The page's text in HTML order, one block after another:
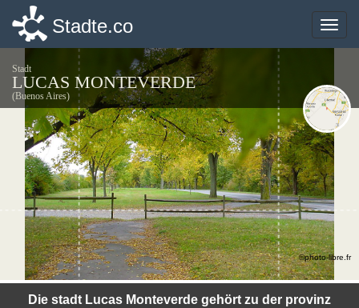
Toggle
Stadte.co
Stadt
LUCAS MONTEVERDE
(Buenos Aires)
Die stadt Lucas Monteverde gehört zu der provinz
©photo-libre.fr
Toggle
Stadte.co